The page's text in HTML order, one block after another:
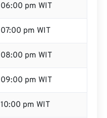
06:00 pm WIT
07:00 pm WIT
08:00 pm WIT
09:00 pm WIT
10:00 pm WIT